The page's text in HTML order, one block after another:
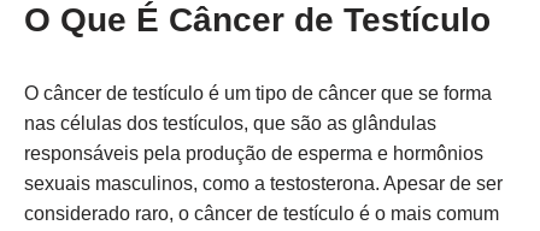
O Que É Câncer de Testículo
O câncer de testículo é um tipo de câncer que se forma
nas células dos testículos, que são as glândulas
responsáveis pela produção de esperma e hormônios
sexuais masculinos, como a testosterona. Apesar de ser
considerado raro, o câncer de testículo é o mais comum